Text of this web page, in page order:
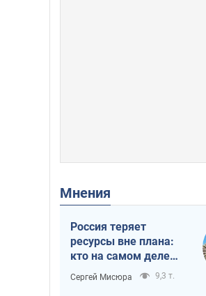
Мнения
Россия теряет
ресурсы вне плана:
кто на самом деле
диктует темп войны
Сергей Мисюра 9,3 т.